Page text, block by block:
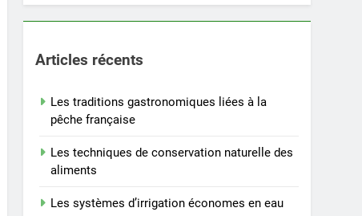
Articles récents
Les traditions gastronomiques liées à la
pêche française
Les techniques de conservation naturelle des
aliments
Les systèmes d’irrigation économes en eau